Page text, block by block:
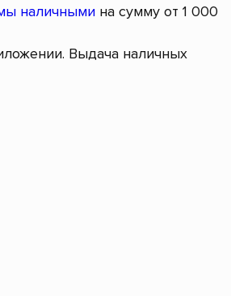
наличными на сумму от 1 000
Выдача наличных